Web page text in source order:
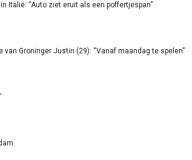
Italië: “Auto ziet eruit als een poffertjespan”
Groninger Justin (29): “Vanaf maandag te spelen”